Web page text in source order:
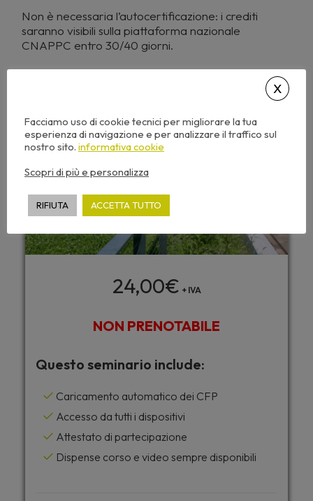
Non è necessaria l’autocertificazione: i crediti
saranno visibili sulla piattaforma nazionale
CNAPPC entro 30/40 giorni.
2
CFP
24,00€ + IVA
NON PRENOTABILE
Questo seminario include:
Caricamento automatico dei CFP
Accesso da tutti i dispositivi
Attestato di partecipazione
Dispense corso e video sempre disponibili
Facciamo uso di cookie tecnici per migliorare la tua
esperienza di navigazione e per analizzare il traffico sul
nostro sito. informativa cookie
Scopri di più e personalizza
RIFIUTA ACCETTA TUTTO